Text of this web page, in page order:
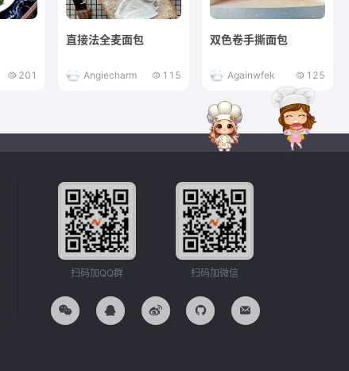
201
直接法全麦面包
Angiecharm 115
双色卷手撕面包
Againwfek 125
扫码加QQ群 扫码加微信